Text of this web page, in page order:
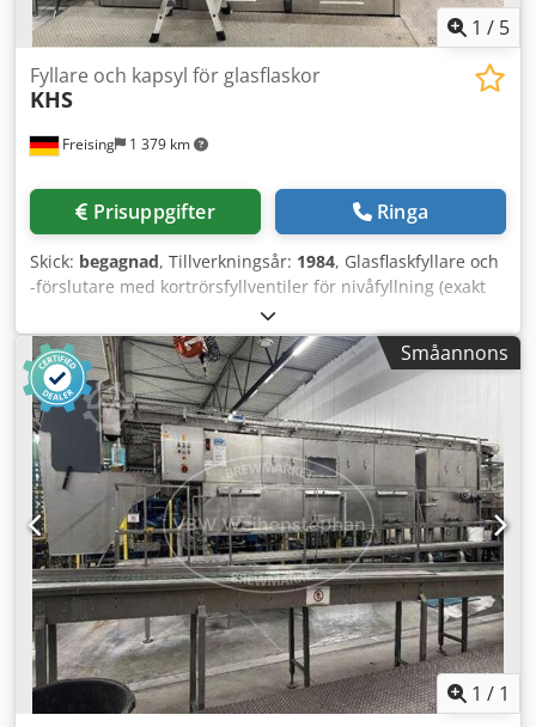
1 / 5
Freising 1 379 km
Fyllare och kapsyl för glasflaskor
KHS
Prisuppgifter Ringa
Skick: begagnad, Tillverkningsår: 1984, Glasflaskfyllare och
-förslutare med kortrörsfyllventiler för nivåfyllning (exakt
fyllning) av flaskor. Flaskorna förvakuumeras (11 kW
vakuumpump från GEA Ahlborn). Maskin (tillägg):
Kortrörsfyllare med förvakuumering och kapsylförslutare.
Kapacitet: 44 000 flaskor/timme Antal fyllventiler: 90 st
Dsdpfx Aqozi Alxelewa Antal förslutningshuvuden: 15 st
Format: 0,5 l NRW-flaskor; kapsyl Material: Hölje och ytor
som kommer i kontakt med produkten är tillverkade av
rostfritt stål. Baskonstruktion: Fyll- och förslutningsblock
med roterande system. Utrustning: Fyllkarrusell med 90
kortrörsfyllventiler; kapsylförslutare med 15
förslutningshuvuden; vakuumpump; flask- och
skärvspolningssystem; flasktransport med drivmotorer och
formatdelar; skyddshölje med luckor; styrskåp med
instrument; manöverpanel med pekskärm.
Småannons
1 / 1